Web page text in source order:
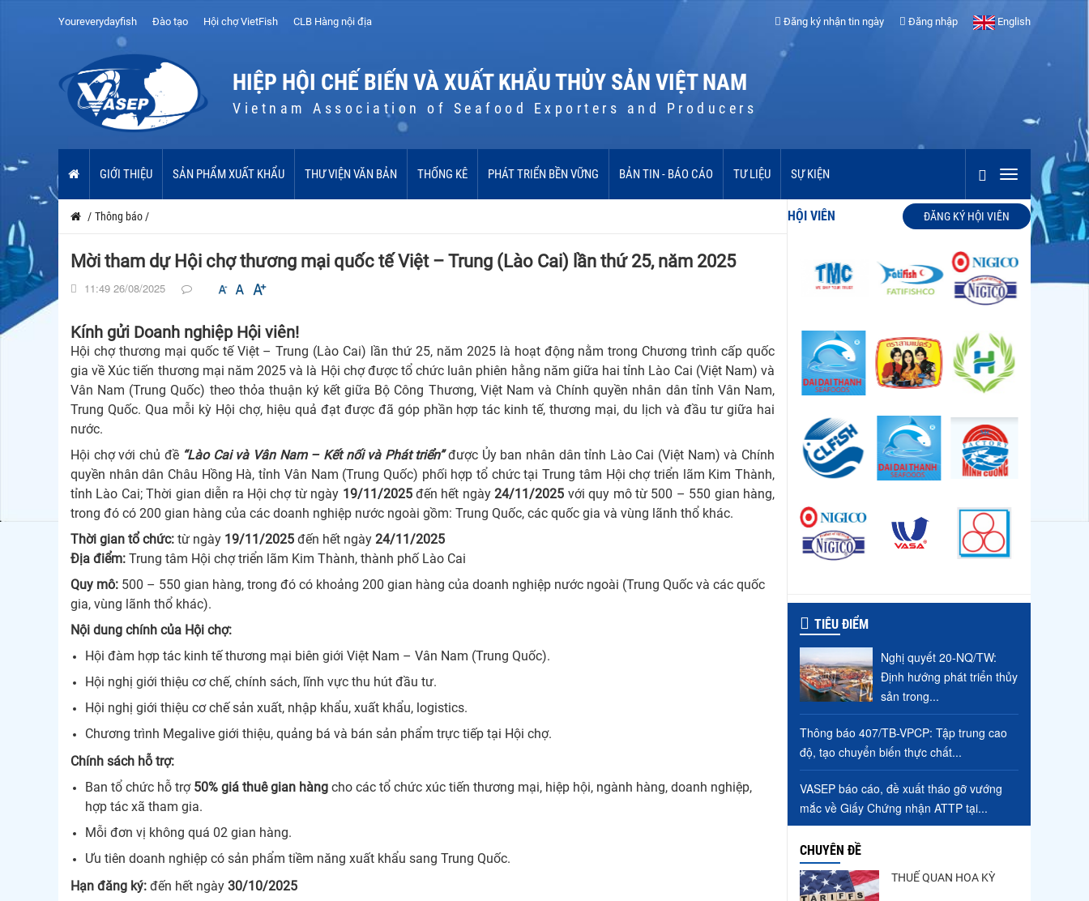
Youreverydayfish Đào tạo Hội chợ VietFish CLB Hàng nội địa Đăng ký nhận tin ngày Đăng nhập English
HIỆP HỘI CHẾ BIẾN VÀ XUẤT KHẨU THỦY SẢN VIỆT NAM
Vietnam Association of Seafood Exporters and Producers
GIỚI THIỆU SẢN PHẨM XUẤT KHẨU THƯ VIỆN VĂN BẢN THỐNG KÊ PHÁT TRIỂN BỀN VỮNG BẢN TIN - BÁO CÁO TƯ LIỆU SỰ KIỆN
/ Thông báo /
Mời tham dự Hội chợ thương mại quốc tế Việt – Trung (Lào Cai) lần thứ 25, năm 2025
11:49 26/08/2025
Kính gửi Doanh nghiệp Hội viên!
Hội chợ thương mại quốc tế Việt – Trung (Lào Cai) lần thứ 25, năm 2025 là hoạt động nằm trong Chương trình cấp quốc
gia về Xúc tiến thương mại năm 2025 và là Hội chợ được tổ chức luân phiên hằng năm giữa hai tỉnh Lào Cai (Việt Nam) và
Vân Nam (Trung Quốc) theo thỏa thuận ký kết giữa Bộ Công Thương, Việt Nam và Chính quyền nhân dân tỉnh Vân Nam,
Trung Quốc. Qua mỗi kỳ Hội chợ, hiệu quả đạt được đã góp phần hợp tác kinh tế, thương mại, du lịch và đầu tư giữa hai
nước.
Hội chợ với chủ đề “Lào Cai và Vân Nam – Kết nối và Phát triển”được Ủy ban nhân dân tỉnh Lào Cai (Việt Nam) và Chính
quyền nhân dân Châu Hồng Hà, tỉnh Vân Nam (Trung Quốc) phối hợp tổ chức tại Trung tâm Hội chợ triển lãm Kim Thành,
tỉnh Lào Cai; Thời gian diễn ra Hội chợ từ ngày 19/11/2025đến hết ngày24/11/2025 với quy mô từ 500 – 550 gian hàng,
trong đó có 200 gian hàng của các doanh nghiệp nước ngoài gồm: Trung Quốc, các quốc gia và vùng lãnh thổ khác.
Thời gian tổ chức: từ ngày 19/11/2025 đến hết ngày 24/11/2025
Địa điểm: Trung tâm Hội chợ triển lãm Kim Thành, thành phố Lào Cai
Quy mô: 500 – 550 gian hàng, trong đó có khoảng 200 gian hàng của doanh nghiệp nước ngoài (Trung Quốc và các quốc
gia, vùng lãnh thổ khác).
Nội dung chính của Hội chợ:
Hội đàm hợp tác kinh tế thương mại biên giới Việt Nam – Vân Nam (Trung Quốc).
Hội nghị giới thiệu cơ chế, chính sách, lĩnh vực thu hút đầu tư.
Hội nghị giới thiệu cơ chế sản xuất, nhập khẩu, xuất khẩu, logistics.
Chương trình Megalive giới thiệu, quảng bá và bán sản phẩm trực tiếp tại Hội chợ.
Chính sách hỗ trợ:
Ban tổ chức hỗ trợ 50% giá thuê gian hàng cho các tổ chức xúc tiến thương mại, hiệp hội, ngành hàng, doanh nghiệp,
hợp tác xã tham gia.
Mỗi đơn vị không quá 02 gian hàng.
Ưu tiên doanh nghiệp có sản phẩm tiềm năng xuất khẩu sang Trung Quốc.
Hạn đăng ký: đến hết ngày 30/10/2025
HỘI VIÊN ĐĂNG KÝ HỘI VIÊN
TIÊU ĐIỂM
Nghị quyết 20-NQ/TW:
Định hướng phát triển thủy
sản trong...
Thông báo 407/TB-VPCP: Tập trung cao
độ, tạo chuyển biến thực chất...
VASEP báo cáo, đề xuất tháo gỡ vướng
mắc về Giấy Chứng nhận ATTP tại...
CHUYÊN ĐỀ
THUẾ QUAN HOA KỲ